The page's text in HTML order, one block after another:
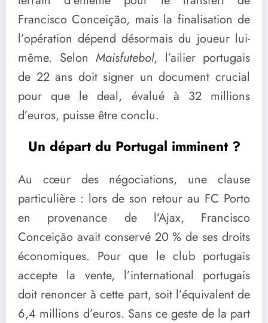
Francisco Conceição, mais la finalisation de
l’opération dépend désormais du joueur lui-
même. Selon Maisfutebol, l’ailier portugais
de 22 ans doit signer un document crucial
pour que le deal, évalué à 32 millions
d’euros, puisse être conclu.
Un départ du Portugal imminent ?
Au cœur des négociations, une clause
particulière : lors de son retour au FC Porto
en provenance de l’Ajax, Francisco
Conceição avait conservé 20 % de ses droits
économiques. Pour que le club portugais
accepte la vente, l’international portugais
doit renoncer à cette part, soit l’équivalent de
6,4 millions d’euros. Sans ce geste de la part